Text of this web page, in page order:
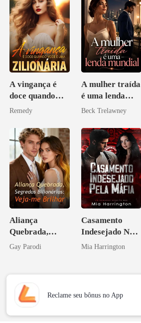
A vingança é
doce quando
você é uma
Remedy
A mulher traída
é uma lenda
mundial
Beck Trelawney
Aliança
Quebrada,
Segredos
Gay Parodi
Casamento
Indesejado Na
Máfia
Mia Harrington
Reclame seu bônus no App